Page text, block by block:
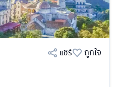
แชร์
ถูกใจ